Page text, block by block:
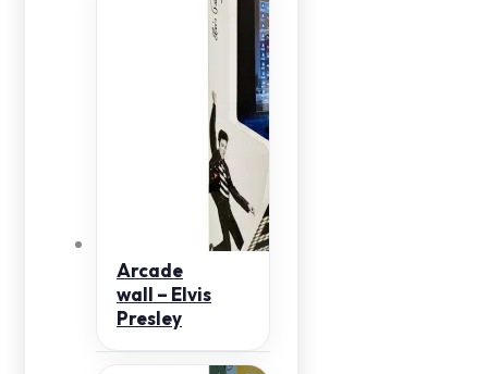
Arcade
wall – Elvis
Presley